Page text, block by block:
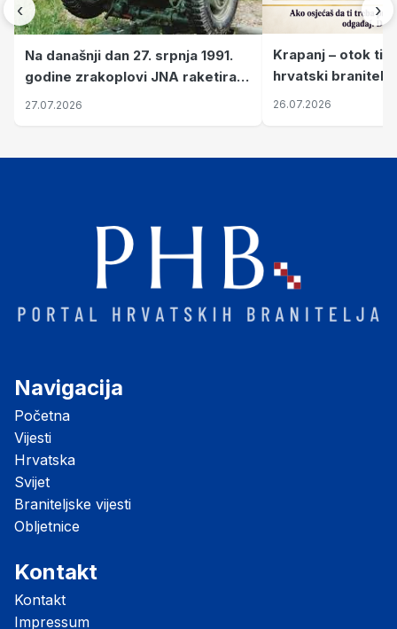
‹
Na današnji dan 27. srpnja 1991.
godine zrakoplovi JNA raketirali
su vojarnu i obučni centar "Nikola
27.07.2026
Krapanj – otok
hrvatski branitelji
pronalaze mir
26.07.2026
›
Navigacija
Početna
Vijesti
Hrvatska
Svijet
Braniteljske vijesti
Obljetnice
Kontakt
Kontakt
Impressum